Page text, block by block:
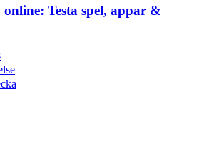
Testa spel, appar &